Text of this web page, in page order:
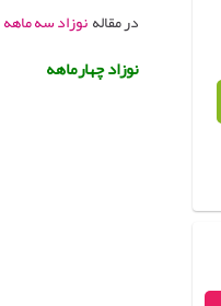
در مقالهنوزاد سه ماهه
نوزاد چهارماهه